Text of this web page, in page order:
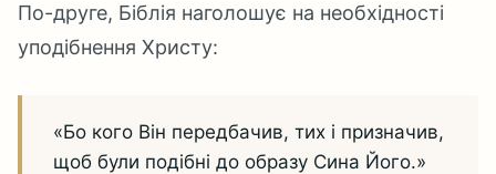
По-друге, Біблія наголошує на необхідності
уподібнення Христу:
«Бо кого Він передбачив, тих і призначив,
щоб були подібні до образу Сина Його.»